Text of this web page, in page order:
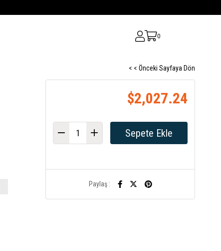
0
< < Önceki Sayfaya Dön
$2,027.24
Paylaş :